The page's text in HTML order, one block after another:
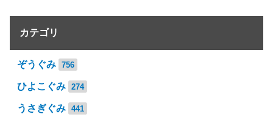
カテゴリ
ぞうぐみ 756
ひよこぐみ 274
うさぎぐみ 441